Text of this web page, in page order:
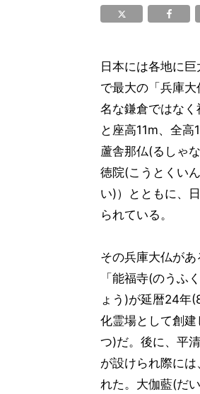
日本には各地に
で最大の「兵庫
名な鎌倉ではな
と座高11m、全高
蘆舎那仏(るしゃ
徳院(こうとくい
い)）とともに、
られている。
その兵庫大仏が
「能福寺(のうふ
ょう)が延暦24年
化霊場として創
つ)だ。後に、平
が設けられ際に
れた。大伽藍(だ